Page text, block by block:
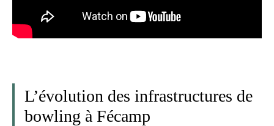
L’évolution des infrastructures de
bowling à Fécamp